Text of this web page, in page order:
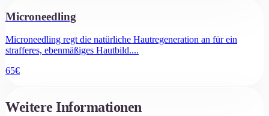
Microneedling
Microneedling regt die natürliche Hautregeneration an für ein
strafferes, ebenmäßiges Hautbild....
65€
Weitere Informationen